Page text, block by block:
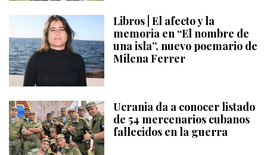
Libros | El afecto y la
memoria en “El nombre de
una isla”, nuevo poemario de
Milena Ferrer
Ucrania da a conocer listado
de 54 mercenarios cubanos
fallecidos en la guerra